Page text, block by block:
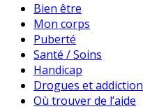
Bien être
Mon corps
Puberté
Santé / Soins
Handicap
Drogues et addiction
Où trouver de l’aide